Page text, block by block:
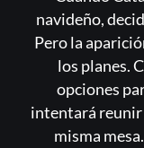
navideño,
Pero la
los planes.
opciones
intentará reunir
misma